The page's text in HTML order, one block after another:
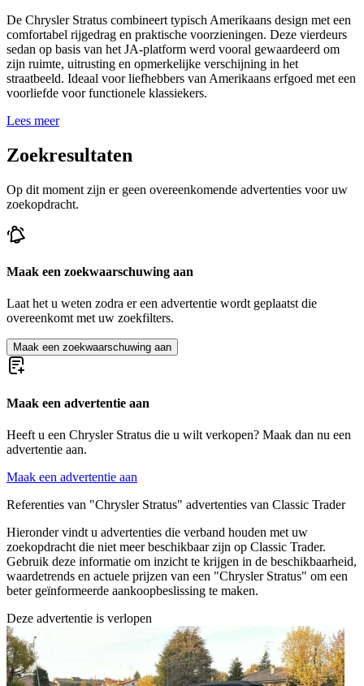
De Chrysler Stratus combineert typisch Amerikaans design met een
comfortabel rijgedrag en praktische voorzieningen. Deze vierdeurs
sedan op basis van het JA-platform werd vooral gewaardeerd om
zijn ruimte, uitrusting en opmerkelijke verschijning in het
straatbeeld. Ideaal voor liefhebbers van Amerikaans erfgoed met een
voorliefde voor functionele klassiekers.
Lees meer
Zoekresultaten
Op dit moment zijn er geen overeenkomende advertenties voor uw
zoekopdracht.
Maak een zoekwaarschuwing aan
Laat het u weten zodra er een advertentie wordt geplaatst die
overeenkomt met uw zoekfilters.
Maak een zoekwaarschuwing aan
Maak een advertentie aan
Heeft u een Chrysler Stratus die u wilt verkopen? Maak dan nu een
advertentie aan.
Maak een advertentie aan
Referenties van "Chrysler Stratus" advertenties van Classic Trader
Hieronder vindt u advertenties die verband houden met uw
zoekopdracht die niet meer beschikbaar zijn op Classic Trader.
Gebruik deze informatie om inzicht te krijgen in de beschikbaarheid,
waardetrends en actuele prijzen van een "Chrysler Stratus" om een
beter geïnformeerde aankoopbeslissing te maken.
Deze advertentie is verlopen